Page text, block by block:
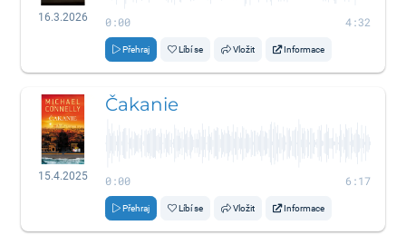
16.3.2026 0:00 4:32
Přehraj Líbí se Vložit Informace
15.4.2025
Čakanie
0:00 6:17
Přehraj Líbí se Vložit Informace